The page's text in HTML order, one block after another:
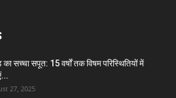
का सच्चा सपूत: 15 वर्षों तक विषम परिस्थितियों में
27, 2025